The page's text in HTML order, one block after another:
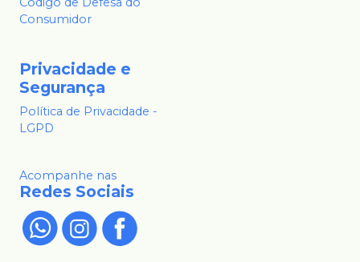
Consumidor
Privacidade e
Segurança
Política de Privacidade -
LGPD
Acompanhe nas
Redes Sociais